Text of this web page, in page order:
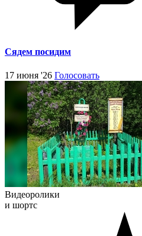
Сядем посидим
17 июня '26 Голосовать
Видеоролики
и шортс